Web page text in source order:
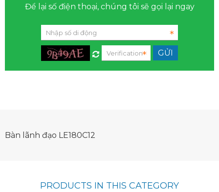
Để lại số điện thoại, chúng tôi sẽ gọi lại ngay
Bàn lãnh đạo LE180C12
PRODUCTS IN THIS CATEGORY